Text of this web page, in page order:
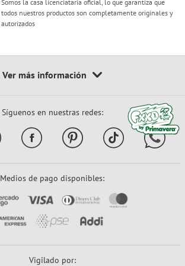
Somos la casa licenciataria oficial, lo que garantiza que
todos nuestros productos son completamente originales y
autorizados
Síguenos en nuestras redes:
Medios de pago disponibles:
Vigilado por: